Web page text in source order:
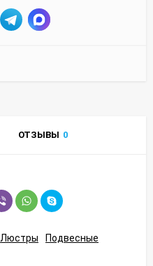
ОТЗЫВЫ 0
Люстры
Подвесные